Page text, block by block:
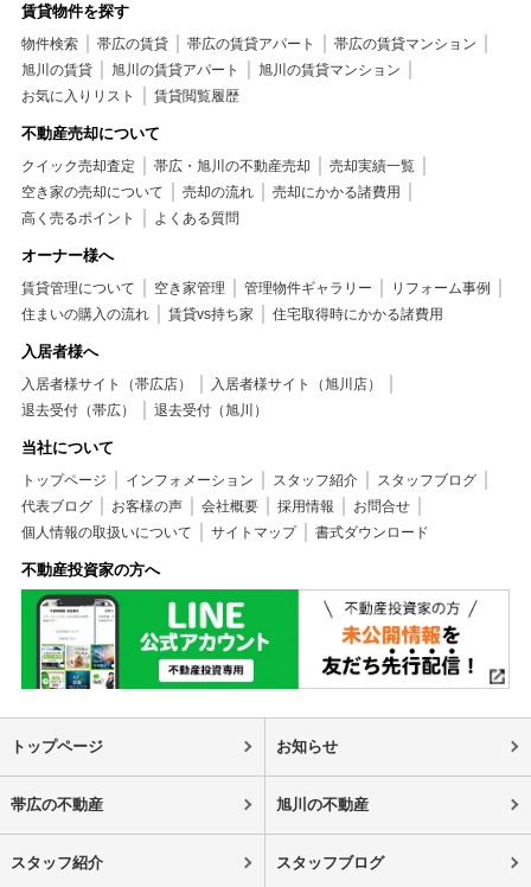
賃貸物件を探す
物件検索 帯広の賃貸 帯広の賃貸アパート
帯広の賃貸マンション
旭川の賃貸
旭川の賃貸アパート
旭川の賃貸マンション
お気に入りリスト
賃貸閲覧履歴
不動産売却について
クイック売却査定 帯広・旭川の不動産売却
売却実績一覧
空き家の売却について
売却の流れ
売却にかかる諸費用
高く売るポイント
よくある質問
オーナー様へ
賃貸管理について 空き家管理 管理物件ギャラリー
リフォーム事例
住まいの購入の流れ
賃貸vs持ち家 住宅取得時にかかる諸費用
入居者様へ
入居者様サイト（帯広店）
入居者様サイト（旭川店）
退去受付（帯広）
退去受付（旭川）
当社について
トップページ インフォメーション スタッフ紹介
スタッフブログ
代表ブログ
お客様の声 会社概要 採用情報
お問合せ
個人情報の取扱いについて
サイトマップ 書式ダウンロード
不動産投資家の方へ
トップページ お知らせ
帯広の不動産 旭川の不動産
スタッフ紹介 スタッフブログ